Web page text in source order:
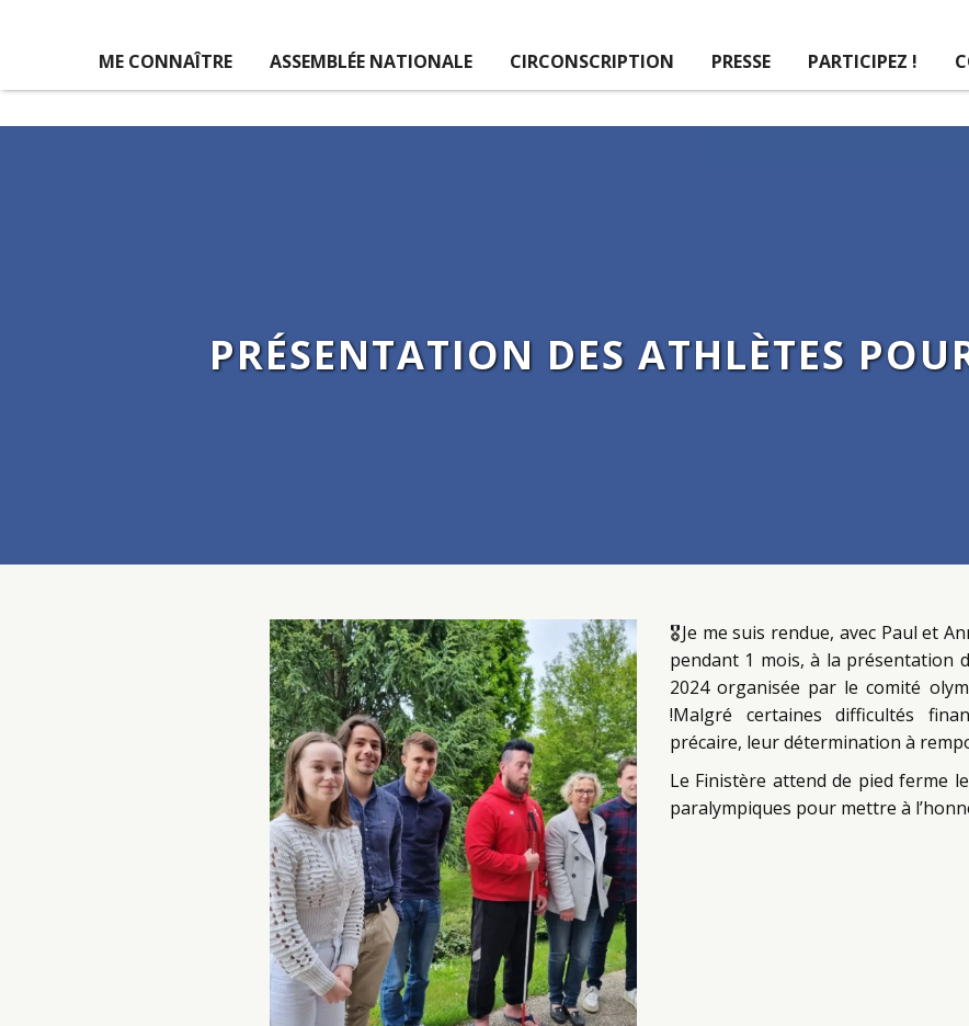
ME CONNAÎTRE
ASSEMBLÉE NATIONALE CIRCONSCRIPTION PRESSE PARTICIPEZ !
PRÉSENTATION DES ATHLÈTES
🎖Je me suis rendue, avec Paul et
pendant 1 mois, à la présentation
2024 organisée par le comité
!Malgré certaines difficultés
précaire, leur détermination à
Le Finistère attend de pied ferme
paralympiques pour mettre à